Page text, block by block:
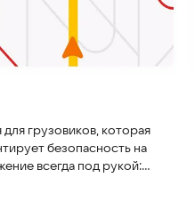
грузовиков, которая
безопасность на
всегда под рукой:
избежать штрафов, а